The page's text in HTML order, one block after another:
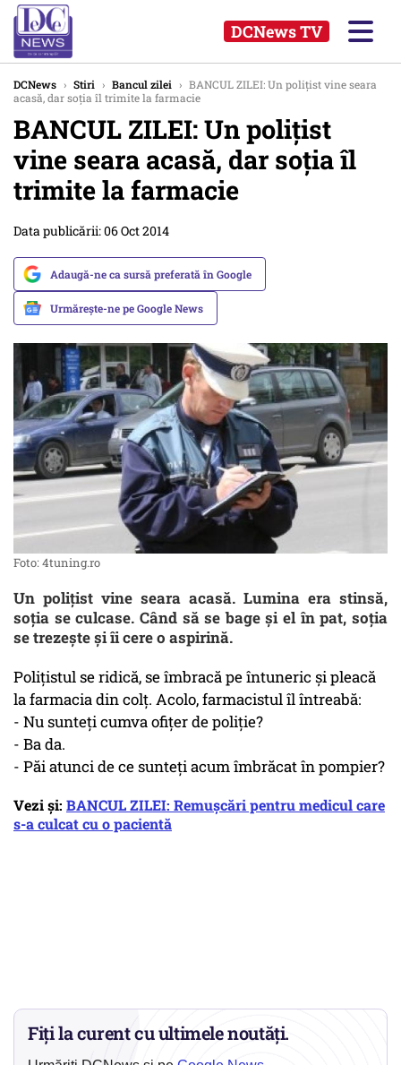
DCNews TV
DCNews › Stiri › Bancul zilei › BANCUL ZILEI: Un polițist vine seara
acasă, dar soția îl trimite la farmacie
BANCUL ZILEI: Un polițist
vine seara acasă, dar soția îl
trimite la farmacie
Data publicării: 06 Oct 2014
Adaugă-ne ca sursă preferată în Google
Urmărește-ne pe Google News
Foto: 4tuning.ro
Un polițist vine seara acasă. Lumina era stinsă,
soția se culcase. Când să se bage și el în pat, soția
se trezește și îi cere o aspirină.
Polițistul se ridică, se îmbracă pe întuneric și pleacă
la farmacia din colț. Acolo, farmacistul îl întreabă:
- Nu sunteți cumva ofițer de poliție?
- Ba da.
- Păi atunci de ce sunteți acum îmbrăcat în pompier?
Vezi și: BANCUL ZILEI: Remușcări pentru medicul care
s-a culcat cu o pacientă
Fiți la curent cu ultimele noutăți.